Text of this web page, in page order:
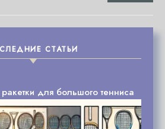
СТАТЬИ
для большого тенниса